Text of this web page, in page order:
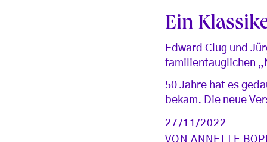
Ein
Edward Clug und
familientauglichen
50 Jahre hat es
bekam. Die neue
27/11/2022
VON ANNETTE